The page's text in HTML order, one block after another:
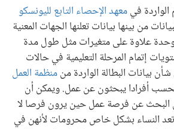
الواردة فيمعهد الإحصاء التابع لليونسكو
من بينها بيانات تعلنها الجهات المعنية
علاوة على متغيرات مثل طول مدة
إتمام المرحلة التعليمية في حالات
بيانات البطالة الواردة منمنظمة العمل
تحسب أفرادا يبحثون عن عمل. ويمكن أن
البحث عن فرصة عمل حين يرون فرصا لا
النساء بشكل خاص محرومات لأنهن في